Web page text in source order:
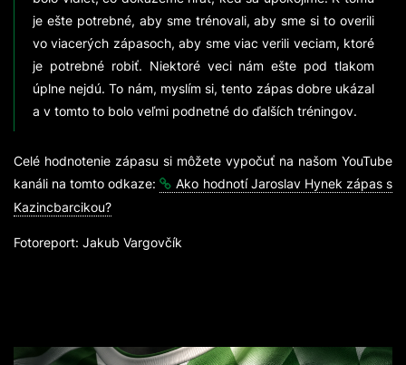
je ešte potrebné, aby sme trénovali, aby sme si to overili
vo viacerých zápasoch, aby sme viac verili veciam, ktoré
je potrebné robiť. Niektoré veci nám ešte pod tlakom
úplne nejdú. To nám, myslím si, tento zápas dobre ukázal
a v tomto to bolo veľmi podnetné do ďalších tréningov.
Celé hodnotenie zápasu si môžete vypočuť na našom YouTube
kanáli na tomto odkaze:
Ako hodnotí Jaroslav Hynek zápas s
Kazincbarcikou?
Fotoreport: Jakub Vargovčík